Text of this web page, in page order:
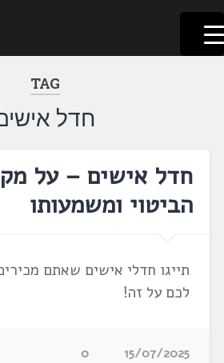
דלג
לתוכן
לשוניאדה
עברית. לשון. שפה
TAG
חדל
חדל אישים – על
הביטוי ומשמעותו
תייגו חדלי אישים שאתם
לכם על זה!
15/07/2025
0